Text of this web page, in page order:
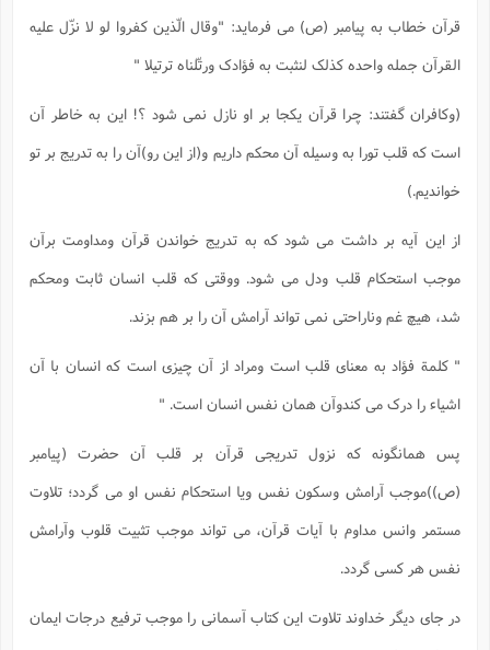
قرآن خطاب به پیامبر (ص) می فرماید: "وقال الّذین کفروا لو لا نزّل علیه
القرآن جمله واحده کذلک لنثبت به فؤادک ورتّلناه ترتیلا "
(وکافران گفتند: چرا قرآن یکجا بر او نازل نمی شود ؟! این به خاطر آن
است که قلب تورا به وسیله آن محکم داریم و(از این رو)آن را به تدریج بر تو
خواندیم.)
از این آیه بر داشت می شود که به تدریج خواندن قرآن ومداومت برآن
موجب استحکام قلب ودل می شود. ووقتی که قلب انسان ثابت ومحکم
شد، هیچ غم وناراحتی نمی تواند آرامش آن را بر هم بزند.
" کلمة فؤاد به معنای قلب است ومراد از آن چیزی است که انسان با آن
اشیاء را درک می کندوآن همان نفس انسان است. "
پس همانگونه که نزول تدریجی قرآن بر قلب آن حضرت (پیامبر
(ص))موجب آرامش وسکون نفس ویا استحکام نفس او می گردد؛ تلاوت
مستمر وانس مداوم با آیات قرآن، می تواند موجب تثبیت قلوب وآرامش
نفس هر کسی گردد.
در جای دیگر خداوند تلاوت این کتاب آسمانی را موجب ترفیع درجات ایمان